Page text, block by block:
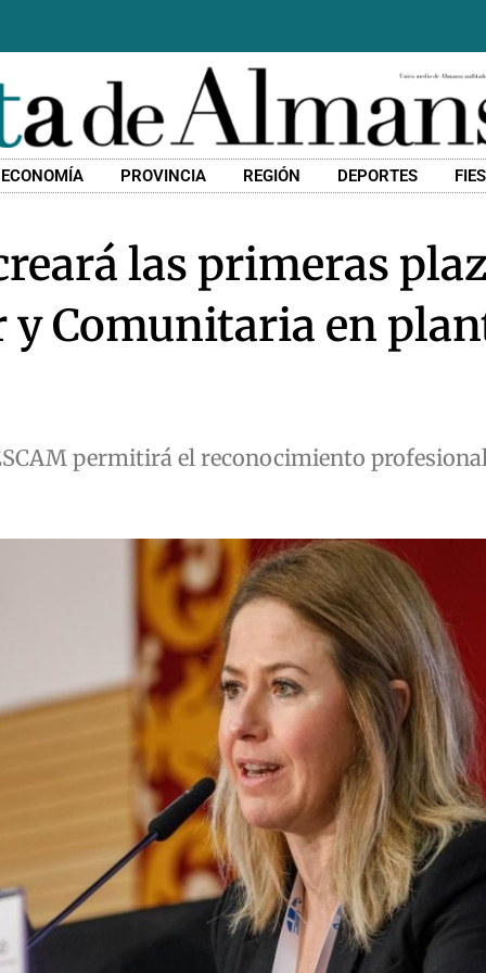
ECONOMÍA PROVINCIA REGIÓN DEPORTES
las primeras
Comunitaria en
permitirá el reconocimiento